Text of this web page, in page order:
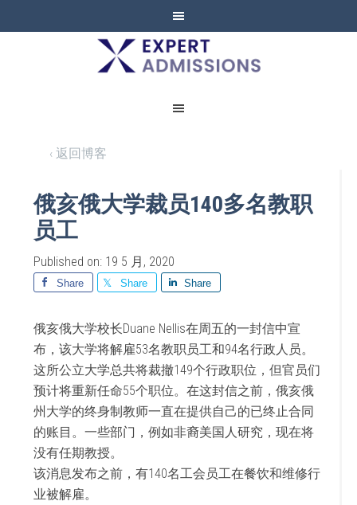
EXPERT
ADMISSIONS
‹ 返回博客
俄亥俄大学裁员140多名教职
员工
Published on: 19 5 月, 2020
Share Share Share
俄亥俄大学校长Duane Nellis在周五的一封信中宣
布，该大学将解雇53名教职员工和94名行政人员。
这所公立大学总共将裁撤149个行政职位，但官员们
预计将重新任命55个职位。在这封信之前，俄亥俄
州大学的终身制教师一直在提供自己的已终止合同
的账目。一些部门，例如非裔美国人研究，现在将
没有任期教授。
该消息发布之前，有140名工会员工在餐饮和维修行
业被解雇。